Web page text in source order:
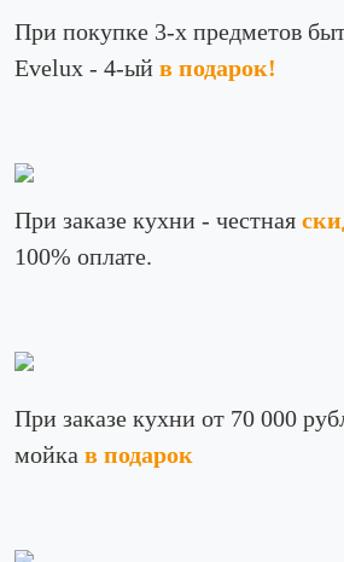
При покупке 3-х предметов
Evelux - 4-ый в подарок!
При заказе кухни - честная
100% оплате.
При заказе кухни от 70 000
мойка в подарок